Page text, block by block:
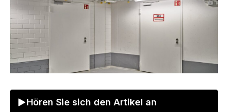
Hören Sie sich den Artikel an